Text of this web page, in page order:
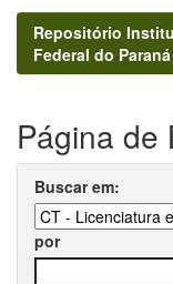
Repositório
Federal do
Página de
Buscar em:
por